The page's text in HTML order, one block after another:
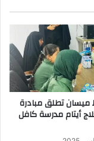
تطلق مبادرة
أيتام مدرسة كافل